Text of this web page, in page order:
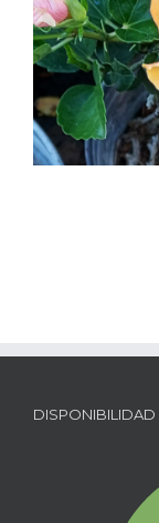
DISPONIBILIDAD